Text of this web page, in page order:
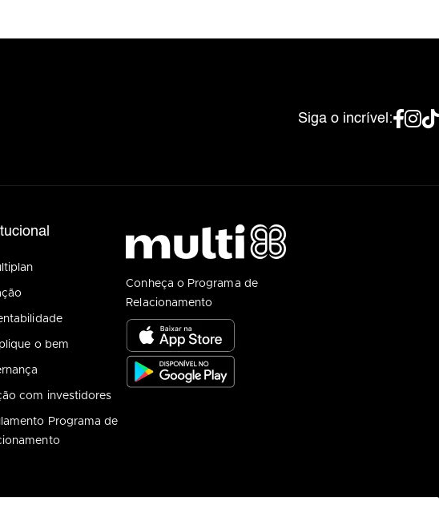
Siga o incrível:
o bem
com investidores
Programa de
Conheça o Programa de
Relacionamento